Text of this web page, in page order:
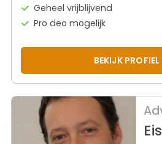
Geheel vrijblijvend
Pro deo mogelijk
BEKIJK PROFIEL